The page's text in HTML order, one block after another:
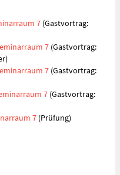
7 (Gastvortrag:
7 (Gastvortrag:
7 (Gastvortrag:
7 (Gastvortrag:
7 (Prüfung)